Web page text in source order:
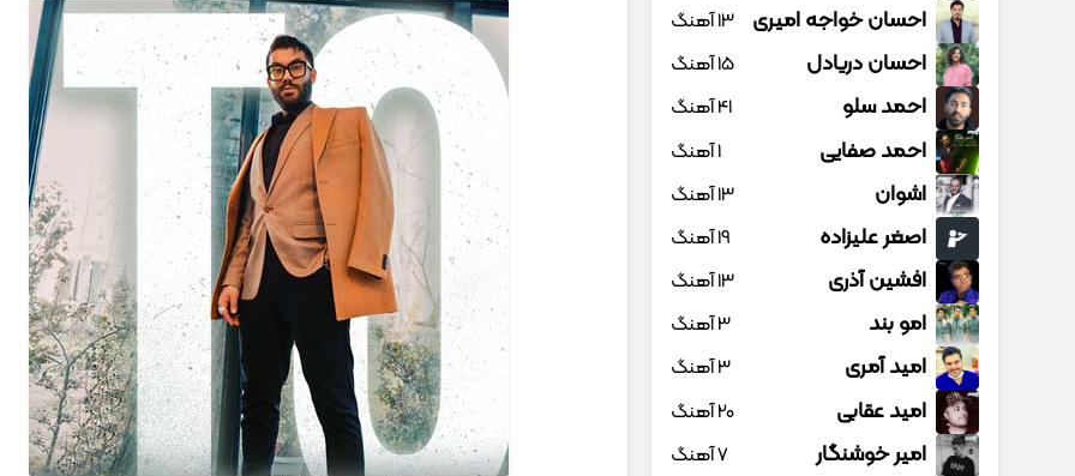
احسان خواجه امیری 13 آهنگ
احسان دریادل 15 آهنگ
احمد سلو 41 آهنگ
احمد صفایی 1 آهنگ
اشوان 13 آهنگ
اصغر علیزاده 19 آهنگ
افشین آذری 13 آهنگ
امو بند 3 آهنگ
امید آمری 3 آهنگ
امید عقابی 20 آهنگ
امیر خوشنگار 7 آهنگ